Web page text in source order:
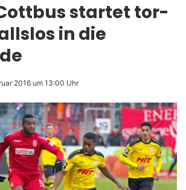
startet tor-
in die
2016 um 13:00 Uhr